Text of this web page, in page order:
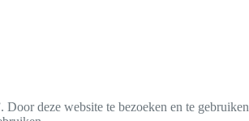
deze website te bezoeken en te